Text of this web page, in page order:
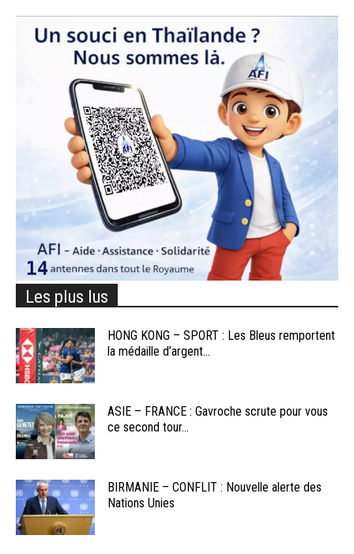
Les plus lus
HONG KONG – SPORT : Les Bleus remportent
la médaille d’argent...
ASIE – FRANCE : Gavroche scrute pour vous
ce second tour...
BIRMANIE – CONFLIT : Nouvelle alerte des
Nations Unies